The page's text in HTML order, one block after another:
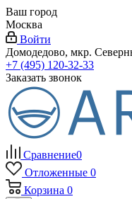
Ваш город
Москва
Войти
Домодедово, мкр.
+7 (495) 120-32-33
Заказать звонок
Сравнение0
Отложенные 0
Корзина 0